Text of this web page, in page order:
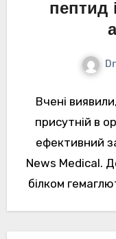
пептид
Вчені
присутній в
ефективний
News Medical.
білком